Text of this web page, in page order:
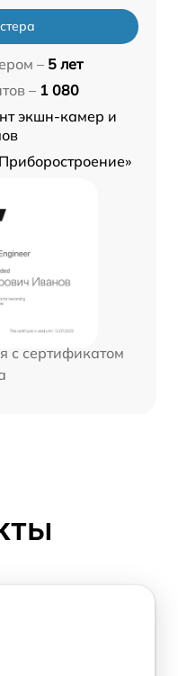
– 5 лет
– 1 080
экшн-камер и
с сертификатом